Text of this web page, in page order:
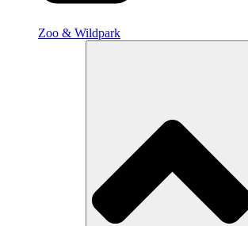
Zoo & Wildpark